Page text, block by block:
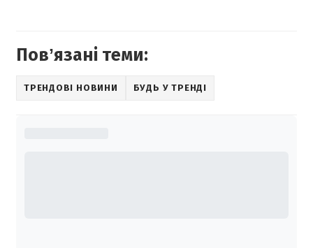
Повʼязані теми:
ТРЕНДОВІ НОВИНИ БУДЬ У ТРЕНДІ